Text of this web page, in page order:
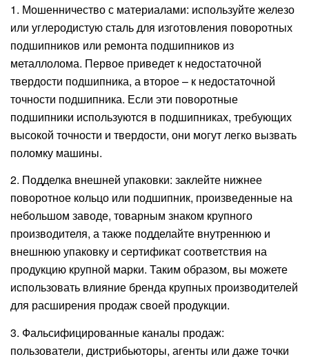
1. Мошенничество с материалами: используйте железо
или углеродистую сталь для изготовления поворотных
подшипников или ремонта подшипников из
металлолома. Первое приведет к недостаточной
твердости подшипника, а второе – к недостаточной
точности подшипника. Если эти поворотные
подшипники используются в подшипниках, требующих
высокой точности и твердости, они могут легко вызвать
поломку машины.
2. Подделка внешней упаковки: заклейте нижнее
поворотное кольцо или подшипник, произведенные на
небольшом заводе, товарным знаком крупного
производителя, а также подделайте внутреннюю и
внешнюю упаковку и сертификат соответствия на
продукцию крупной марки. Таким образом, вы можете
использовать влияние бренда крупных производителей
для расширения продаж своей продукции.
3. Фальсифицированные каналы продаж:
пользователи, дистрибьюторы, агенты или даже точки